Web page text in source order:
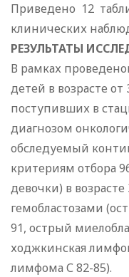
Приведено 12
клинических
РЕЗУЛЬТАТЫ
В рамках
детей в возрасте
поступивших в
диагнозом
обследуемый
критериям отбора
девочки) в
гемобластозами
91, острый
ходжкинская
лимфома С 82-85).